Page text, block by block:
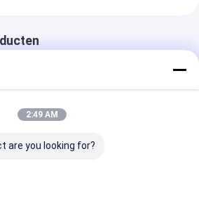
2:49 AM
are you looking for?